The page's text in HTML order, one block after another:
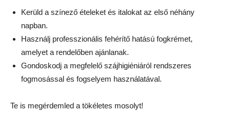
Kerüld a színező ételeket és italokat az első néhány
napban.
Használj professzionális fehérítő hatású fogkrémet,
amelyet a rendelőben ajánlanak.
Gondoskodj a megfelelő szájhigiéniáról rendszeres
fogmosással és fogselyem használatával.
Te is megérdemled a tökéletes mosolyt!